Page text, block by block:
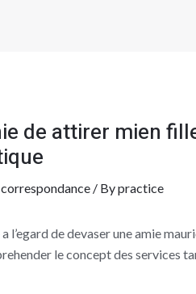
de attirer mien
/ Bypractice
de devaser une amie
le concept des services